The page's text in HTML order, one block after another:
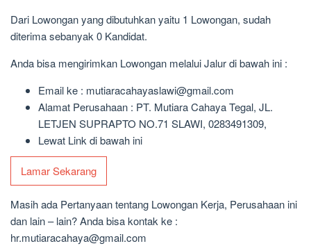
Dari Lowongan yang dibutuhkan yaitu 1 Lowongan, sudah
diterima sebanyak 0 Kandidat.
Anda bisa mengirimkan Lowongan melalui Jalur di bawah ini :
Email ke : mutiaracahayaslawi@gmail.com
Alamat Perusahaan : PT. Mutiara Cahaya Tegal, JL.
LETJEN SUPRAPTO NO.71 SLAWI, 0283491309,
Lewat Link di bawah ini
Lamar Sekarang
Masih ada Pertanyaan tentang Lowongan Kerja, Perusahaan ini
dan lain – lain? Anda bisa kontak ke :
hr.mutiaracahaya@gmail.com